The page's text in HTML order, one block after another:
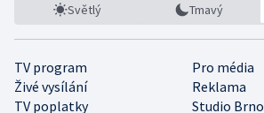
Světlý Tmavý
TV program
Pro média
Živé vysílání
Reklama
TV poplatky
Studio Brno